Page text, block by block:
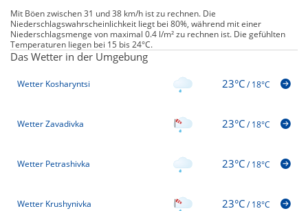
Mit Böen zwischen 31 und 38 km/h ist zu rechnen. Die
Niederschlagswahrscheinlichkeit liegt bei 80%, während mit einer
Niederschlagsmenge von maximal 0.4 l/m² zu rechnen ist. Die gefühlten
Temperaturen liegen bei 15 bis 24°C.
Das Wetter in der Umgebung
Wetter Kosharyntsi 23°C/18°C
Wetter Zavadivka 23°C/18°C
Wetter Petrashivka 23°C/18°C
Wetter Krushynivka 23°C/18°C